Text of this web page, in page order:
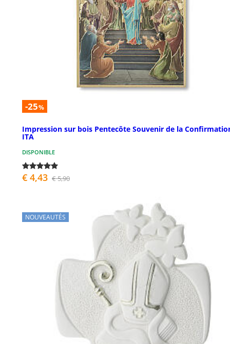
-25%
Impression sur bois Pentecôte Souvenir de la
ITA
DISPONIBLE
€ 4,43 € 5,90
NOUVEAUTÉS